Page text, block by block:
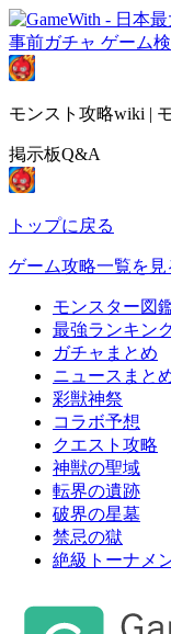
事前ガチャ ゲーム
モンスト攻略wiki |
掲示板Q&A
トップに戻る
ゲーム攻略一覧を見
モンスター図
最強ランキン
ガチャまとめ
ニュースまと
彩獣神祭
コラボ予想
クエスト攻略
神獣の聖域
転界の遺跡
破界の星墓
禁忌の獄
絶級トーナメ